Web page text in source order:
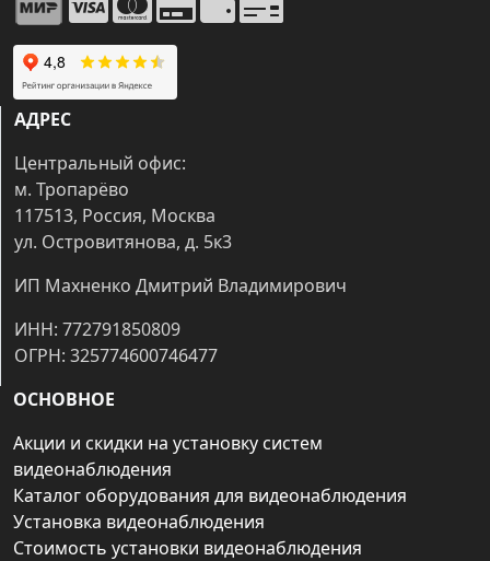
АДРЕС
Центральный офис:
м. Тропарёво
117513, Россия, Москва
ул. Островитянова, д. 5к3
ИП Махненко Дмитрий Владимирович
ИНН: 772791850809
ОГРН: 325774600746477
ОСНОВНОЕ
Акции и скидки на установку систем
видеонаблюдения
Каталог оборудования для видеонаблюдения
Установка видеонаблюдения
Стоимость установки видеонаблюдения